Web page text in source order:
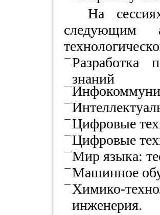
На
следующим
Разработка
знаний
Цифровые
Цифровые
Мир языка:
Машинное
Химико-
инженерия.